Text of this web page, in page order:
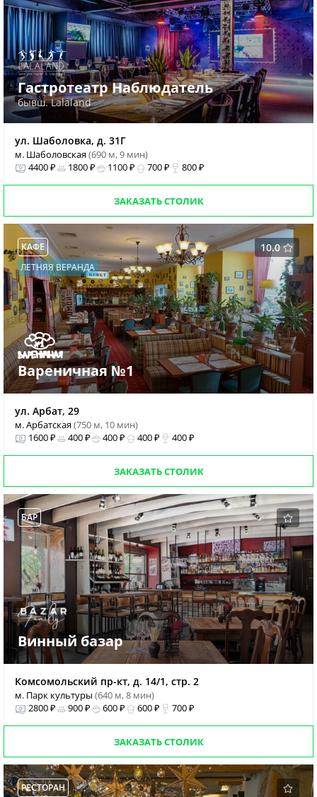
Гастротеатр Наблюдатель
бывш. Lalaland
ул. Шаболовка, д. 31Г
м. Шаболовская(690 м, 9 мин)
4400 ₽
1800 ₽ 1100 ₽ 700 ₽ 800 ₽
ЗАКАЗАТЬ СТОЛИК
10.0
КАФЕ
ЛЕТНЯЯ ВЕРАНДА
Вареничная №1
ул. Арбат, 29
м. Арбатская(750 м, 10 мин)
1600 ₽
400 ₽ 400 ₽ 400 ₽ 400 ₽
ЗАКАЗАТЬ СТОЛИК
БАР
Винный базар
Комсомольский пр-кт, д. 14/1, стр. 2
м. Парк культуры (640 м, 8 мин)
2800 ₽
900 ₽ 600 ₽ 600 ₽ 700 ₽
ЗАКАЗАТЬ СТОЛИК
РЕСТОРАН